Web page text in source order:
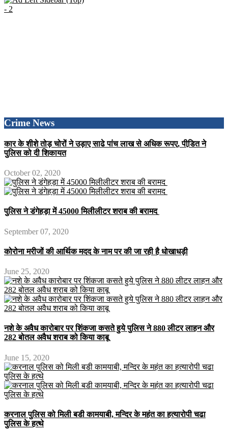
Crime News
कार के शीशे तोड़ चोरों ने उड़ाए साढे पांच लाख से अधिक रूपए, पीडि़त ने
पुलिस को दी शिकायत
October 02, 2020
पुलिस ने डंगेहड़ा में 45000 मिलीलीटर शराब की बरामद
September 07, 2020
कोरोना मरीजों की आर्थिक मदद के नाम पर की जा रही है धोखाधड़ी
June 25, 2020
नशे के अवैध कारोबार पर शिंकजा कसते हुये पुलिस ने 880 लीटर लाहन और
282 बोतल अवैध शराब को किया काबू
June 15, 2020
करनाल पुलिस को मिली बडी कामयाबी, मन्दिर के महंत का हत्यारोपी चढा
पुलिस के हत्थे